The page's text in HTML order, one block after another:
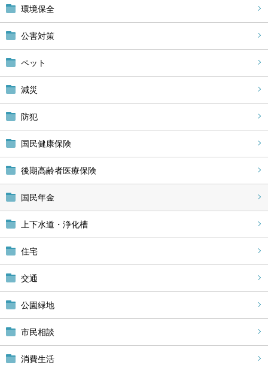
環境保全
公害対策
ペット
減災
防犯
国民健康保険
後期高齢者医療保険
国民年金
上下水道・浄化槽
住宅
交通
公園緑地
市民相談
消費生活